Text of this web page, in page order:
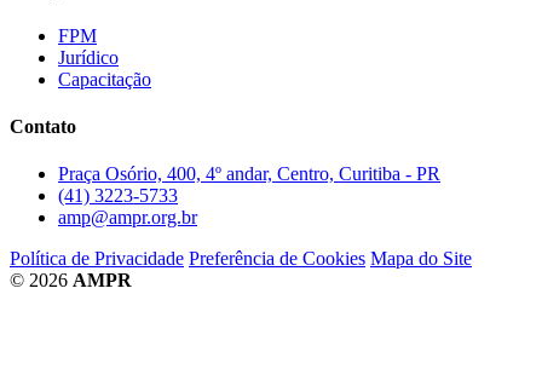
FPM
Jurídico
Capacitação
Contato
Praça Osório, 400, 4º andar, Centro, Curitiba - PR
(41) 3223-5733
amp@ampr.org.br
Política de Privacidade Preferência de Cookies Mapa do Site
© 2026 AMPR